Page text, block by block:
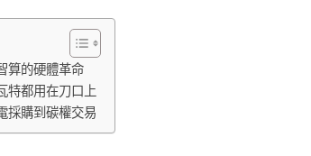
算的硬體革命
特都用在刀口上
採購到碳權交易